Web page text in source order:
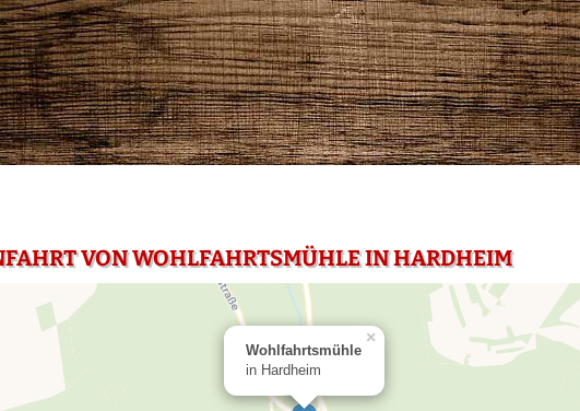
VON WOHLFAHRTSMÜHLE IN HARDHEIM
Wohlfahrtsmühle
in Hardheim
×